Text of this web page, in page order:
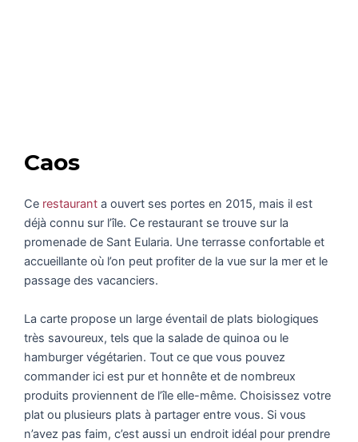
Caos
Ce restaurant a ouvert ses portes en 2015, mais il est
déjà connu sur l’île. Ce restaurant se trouve sur la
promenade de Sant Eularia. Une terrasse confortable et
accueillante où l’on peut profiter de la vue sur la mer et le
passage des vacanciers.
La carte propose un large éventail de plats biologiques
très savoureux, tels que la salade de quinoa ou le
hamburger végétarien. Tout ce que vous pouvez
commander ici est pur et honnête et de nombreux
produits proviennent de l’île elle-même. Choisissez votre
plat ou plusieurs plats à partager entre vous. Si vous
n’avez pas faim, c’est aussi un endroit idéal pour prendre